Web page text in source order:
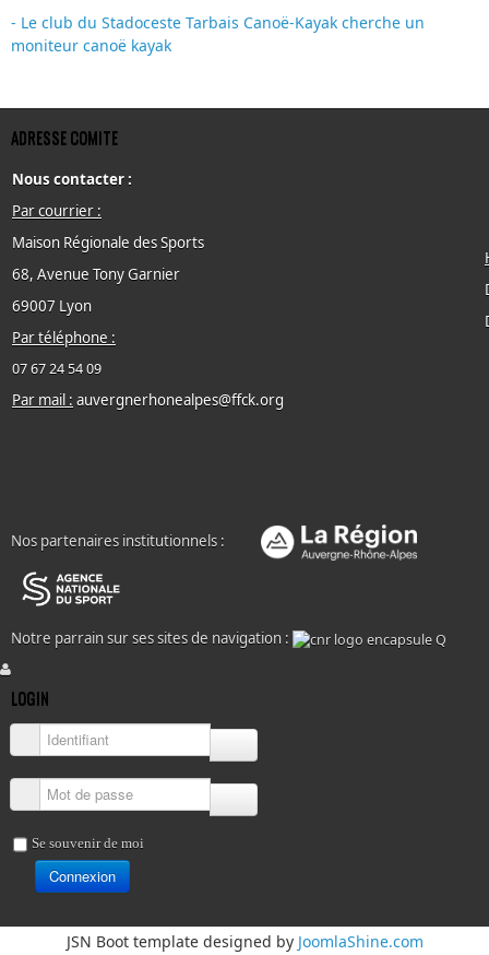
- Le club du Stadoceste Tarbais Canoë-Kayak cherche un
moniteur canoë kayak
ADRESSE COMITE
Nous contacter :
Par courrier :
Maison Régionale des Sports
68, Avenue Tony Garnier
69007 Lyon
Par téléphone :
07 67 24 54 09
Par mail : auvergnerhonealpes@ffck.org
Nos partenaires institutionnels :
Notre parrain sur ses sites de navigation :
LOGIN
Identifiant
Mot de passe
Se souvenir de moi
Connexion
JSN Boot template designed by JoomlaShine.com